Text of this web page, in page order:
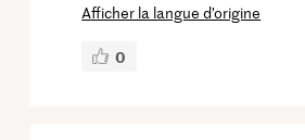
Afficher la langue d’origine
0